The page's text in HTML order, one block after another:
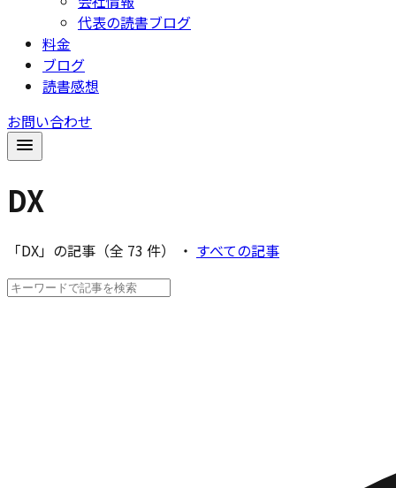
代表の読書ブログ
料金
ブログ
読書感想
お問い合わせ
DX
「DX」の記事（全 73 件） ・ すべての記事